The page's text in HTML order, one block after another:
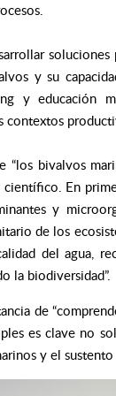
y su
y educación
contextos
“los bivalvos
En
y
de los
del agua,
la biodiversidad”.
de
es clave no
y el